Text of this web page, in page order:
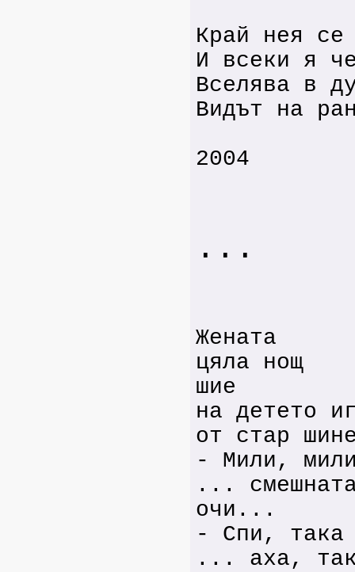
Край нея се
И всеки я
Вселява в
Видът на
2004
...
Жената
цяла нощ
шие
на детето
от стар
- Мили,
...
очи...
- Спи, така
... аха,